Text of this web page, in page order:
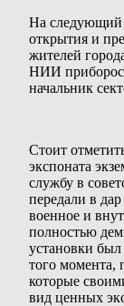
На следующий
открытия и
жителей
НИИ
начальник
Стоит
экспоната
службу в
передали в
военное и
полностью
установки
того момента,
которые
вид ценных